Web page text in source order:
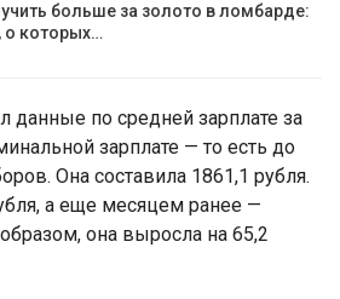
больше за золото в ломбарде:
о которых…
данные по средней зарплате за
зарплате — то есть до
Она составила 1861,1 рубля.
а еще месяцем ранее —
она выросла на 65,2